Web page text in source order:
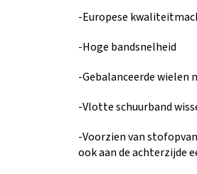
-Europese
-Hoge bandsnelheid
-Gebalanceerde wielen
-Vlotte schuurband
-Voorzien van
ook aan de achterzijde